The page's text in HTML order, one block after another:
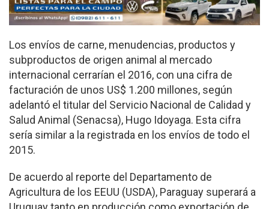
Los envíos de carne, menudencias, productos y
subproductos de origen animal al mercado
internacional cerrarían el 2016, con una cifra de
facturación de unos US$ 1.200 millones, según
adelantó el titular del Servicio Nacional de Calidad y
Salud Animal (Senacsa), Hugo Idoyaga. Esta cifra
sería similar a la registrada en los envíos de todo el
2015.
De acuerdo al reporte del Departamento de
Agricultura de los EEUU (USDA), Paraguay superará a